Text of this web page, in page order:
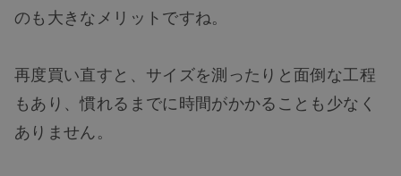
のも大きなメリットですね。
再度買い直すと、サイズを測ったりと面倒な工程
もあり、慣れるまでに時間がかかることも少なく
ありません。